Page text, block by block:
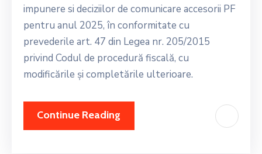
impunere si deciziilor de comunicare accesorii PF
pentru anul 2025, în conformitate cu
prevederile art. 47 din Legea nr. 205/2015
privind Codul de procedură fiscală, cu
modificările și completările ulterioare.
Continue Reading